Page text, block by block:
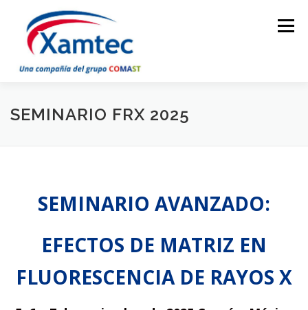
contenido
Menú
INICIO NOSOTROS SOLUCIONES
BLOG CONTÁCTENOS
SEMINARIO FRX 2025
SEMINARIO AVANZADO:
EFECTOS DE MATRIZ EN
FLUORESCENCIA DE RAYOS X